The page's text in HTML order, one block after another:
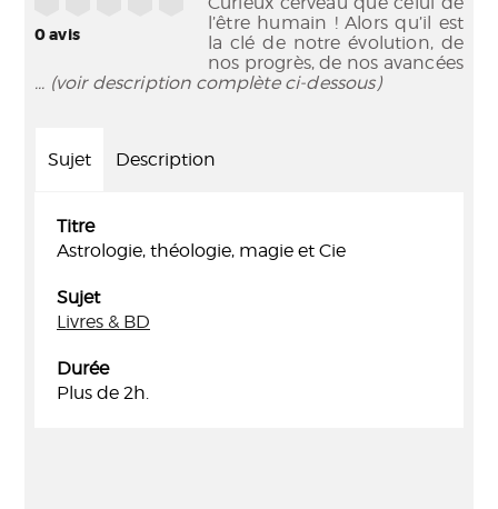
0avis
l’être humain ! Alors qu’il est
la clé de notre évolution, de
nos progrès, de nos avancées
... (voir description complète ci-dessous)
Sujet Description
Titre
Astrologie, théologie, magie et Cie
Sujet
Livres & BD
Durée
Plus de 2h.